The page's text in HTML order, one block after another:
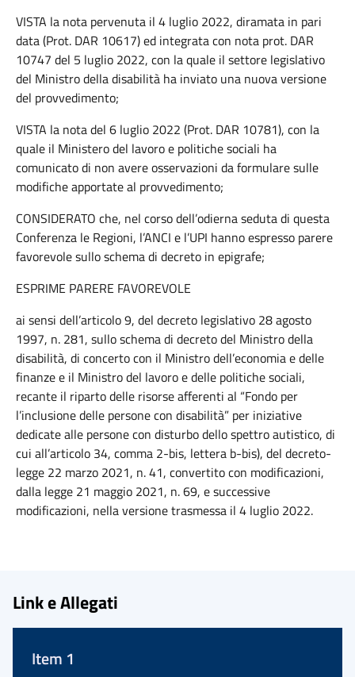
VISTA la nota pervenuta il 4 luglio 2022, diramata in pari
data (Prot. DAR 10617) ed integrata con nota prot. DAR
10747 del 5 luglio 2022, con la quale il settore legislativo
del Ministro della disabilità ha inviato una nuova versione
del provvedimento;
VISTA la nota del 6 luglio 2022 (Prot. DAR 10781), con la
quale il Ministero del lavoro e politiche sociali ha
comunicato di non avere osservazioni da formulare sulle
modifiche apportate al provvedimento;
CONSIDERATO che, nel corso dell’odierna seduta di questa
Conferenza le Regioni, l’ANCI e l’UPI hanno espresso parere
favorevole sullo schema di decreto in epigrafe;
ESPRIME PARERE FAVOREVOLE
ai sensi dell’articolo 9, del decreto legislativo 28 agosto
1997, n. 281, sullo schema di decreto del Ministro della
disabilità, di concerto con il Ministro dell’economia e delle
finanze e il Ministro del lavoro e delle politiche sociali,
recante il riparto delle risorse afferenti al “Fondo per
l’inclusione delle persone con disabilità” per iniziative
dedicate alle persone con disturbo dello spettro autistico, di
cui all’articolo 34, comma 2-bis, lettera b-bis), del decreto-
legge 22 marzo 2021, n. 41, convertito con modificazioni,
dalla legge 21 maggio 2021, n. 69, e successive
modificazioni, nella versione trasmessa il 4 luglio 2022.
Link e Allegati
Item 1